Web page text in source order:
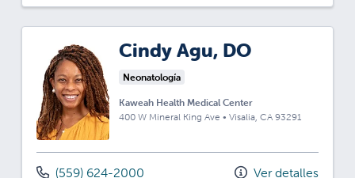
Cindy Agu, DO
Neonatología
Kaweah Health Medical Center
400 W Mineral King Ave • Visalia, CA 93291
(559) 624-2000 Ver detalles